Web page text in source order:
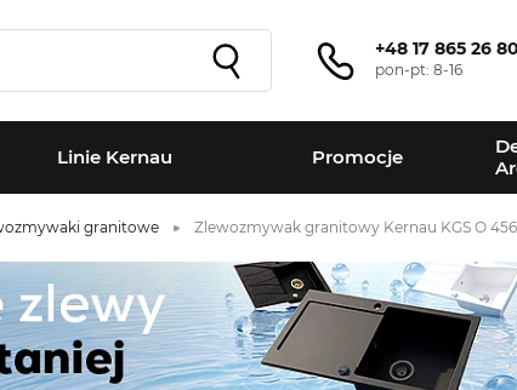
+48 17 865 26 80
pon-pt: 8-16
Linie Kernau Promocje
granitowe Zlewozmywak granitowy Kernau KGS O